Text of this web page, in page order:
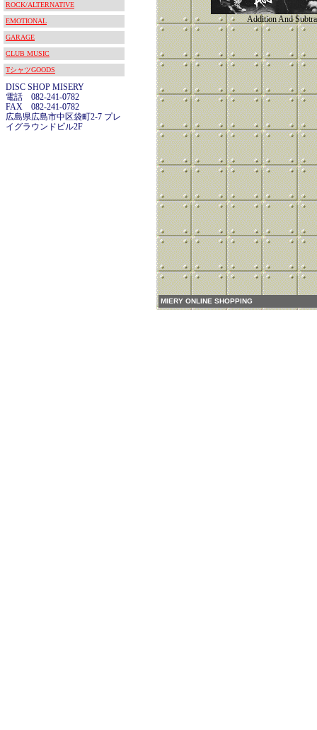
ROCK/ALTERNATIVE
EMOTIONAL
GARAGE
CLUB MUSIC
TシャツGOODS
DISC SHOP MISERY
電話 082-241-0782
FAX 082-241-0782
広島県広島市中区袋町2-7 プレ
イグラウンドビル2F
Addition And
MIERY ONLINE SHOPPING